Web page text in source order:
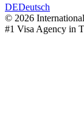
DEDeutsch
© 2026
#1 Visa Agency in